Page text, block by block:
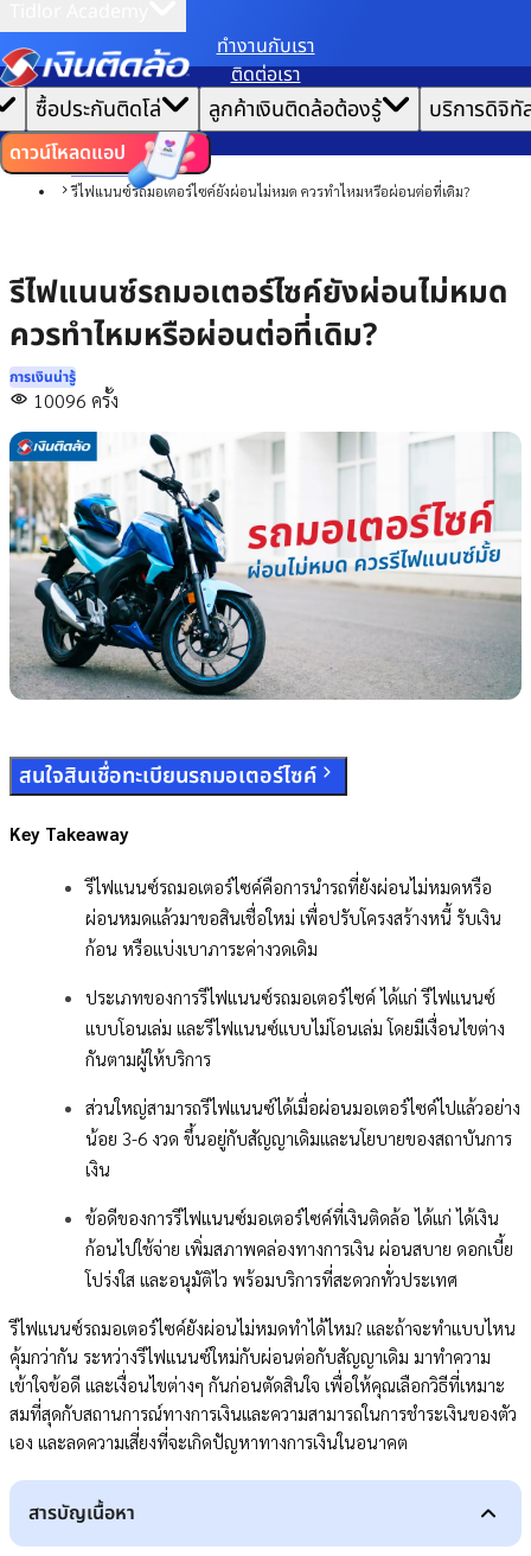
ทํางานกับเรา
ติดต่อเรา
| ซื้อประกันติดโล่ ลูกค้าเงินติดล้อต้องรู้ บริการดิจิทั
ดาวน์โหลดแอป
หน้าแรก
บทความ
การเงินน่ารู้
การบริหารหนี้
รีไฟแนนซ์รถมอเตอร์ไซค์ยังผ่อนไม่หมด ควรทำไหมหรือผ่อนต่อที่เดิม?
รีไฟแนนซ์รถมอเตอร์ไซค์ยังผ่อนไม่หมด
ควรทำไหมหรือผ่อนต่อที่เดิม?
การเงินน่ารู้
10096 ครั้ง
สนใจสินเชื่อทะเบียนรถมอเตอร์ไซค์
Key Takeaway
รีไฟแนนซ์รถมอเตอร์ไซค์คือการนำรถที่ยังผ่อนไม่หมดหรือ
ผ่อนหมดแล้วมาขอสินเชื่อใหม่ เพื่อปรับโครงสร้างหนี้ รับเงิน
ก้อน หรือแบ่งเบาภาระค่างวดเดิม
ประเภทของการรีไฟแนนซ์รถมอเตอร์ไซค์ ได้แก่ รีไฟแนนซ์
แบบโอนเล่ม และรีไฟแนนซ์แบบไม่โอนเล่ม โดยมีเงื่อนไขต่าง
กันตามผู้ให้บริการ
ส่วนใหญ่สามารถรีไฟแนนซ์ได้เมื่อผ่อนมอเตอร์ไซค์ไปแล้วอย่าง
น้อย 3-6 งวด ขึ้นอยู่กับสัญญาเดิมและนโยบายของสถาบันการ
เงิน
ข้อดีของการรีไฟแนนซ์มอเตอร์ไซค์ที่เงินติดล้อ ได้แก่ ได้เงิน
ก้อนไปใช้จ่าย เพิ่มสภาพคล่องทางการเงิน ผ่อนสบาย ดอกเบี้ย
โปร่งใส และอนุมัติไว พร้อมบริการที่สะดวกทั่วประเทศ
รีไฟแนนซ์รถมอเตอร์ไซค์ยังผ่อนไม่หมดทำได้ไหม? และถ้าจะทำแบบไหน
คุ้มกว่ากัน ระหว่างรีไฟแนนซ์ใหม่กับผ่อนต่อกับสัญญาเดิม มาทำความ
เข้าใจข้อดี และเงื่อนไขต่างๆ กันก่อนตัดสินใจ เพื่อให้คุณเลือกวิธีที่เหมาะ
สมที่สุดกับสถานการณ์ทางการเงินและความสามารถในการชำระเงินของตัว
เอง และลดความเสี่ยงที่จะเกิดปัญหาทางการเงินในอนาคต
สารบัญเนื้อหา
การรีไฟแนนซ์รถมอเตอร์ไซค์คืออะไร?
เราขอเก็บข้อมูลตาม นโยบายการใช้คุกกี้เพื่อมอบประสบการณ์การใช้งานเว็บไซต์ที่ดีที่สุดให้
คุณ
ตั้งค่าคุกกี้ ยอมรับคุกกี้ทั้งหมด